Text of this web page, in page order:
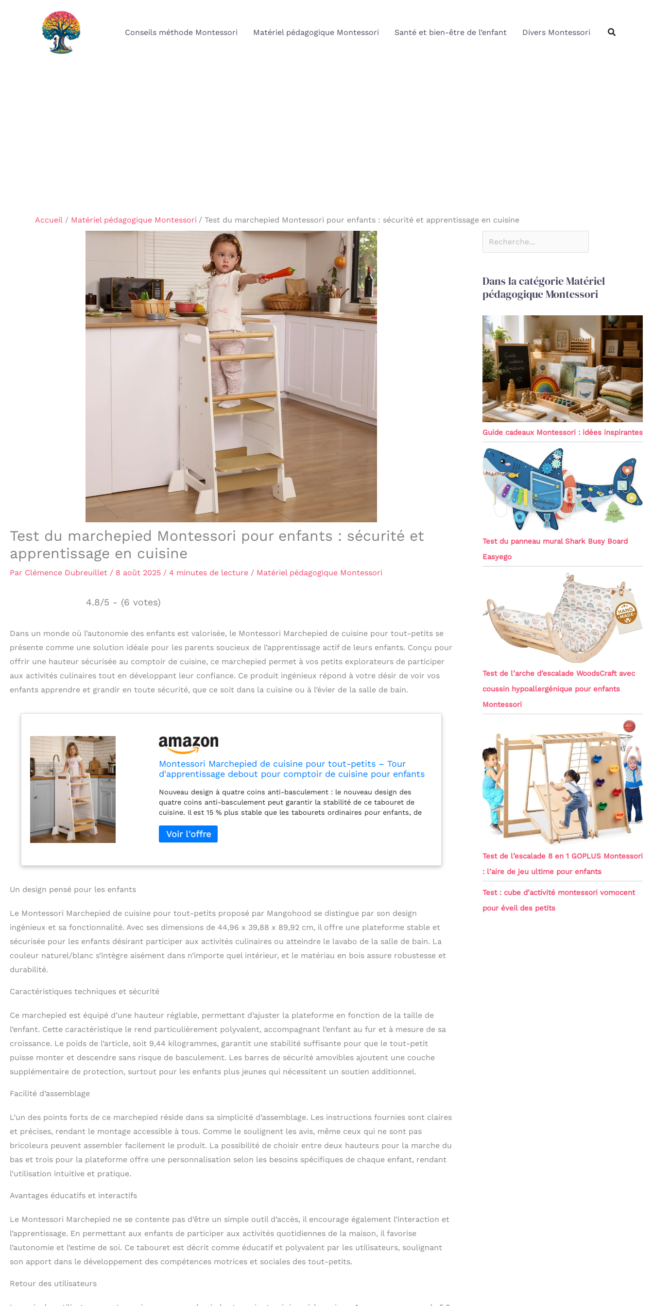
Conseils méthode Montessori Matériel pédagogique Montessori Santé et bien-être de l’enfant Divers Montessori
Accueil Matériel pédagogique Montessori Test du marchepied Montessori pour enfants : sécurité et apprentissage en cuisine
Test du marchepied Montessori pour enfants : sécurité et
apprentissage en cuisine
Par Clémence Dubreuillet / 8 août 2025 / 4 minutes de lecture / Matériel pédagogique Montessori
4.8/5 - (6 votes)
Dans un monde où l’autonomie des enfants est valorisée, le Montessori Marchepied de cuisine pour tout-petits se
présente comme une solution idéale pour les parents soucieux de l’apprentissage actif de leurs enfants. Conçu pour
offrir une hauteur sécurisée au comptoir de cuisine, ce marchepied permet à vos petits explorateurs de participer
aux activités culinaires tout en développant leur confiance. Ce produit ingénieux répond à votre désir de voir vos
enfants apprendre et grandir en toute sécurité, que ce soit dans la cuisine ou à l’évier de la salle de bain.
Montessori Marchepied de cuisine pour tout-petits – Tour
d'apprentissage debout pour comptoir de cuisine pour enfants
Nouveau design à quatre coins anti-basculement : le nouveau design des
quatre coins anti-basculement peut garantir la stabilité de ce tabouret de
cuisine. Il est 15 % plus stable que les tabourets ordinaires pour enfants, de
sécurité pratique : la tour Montessori de Mangohood a conçu de manière
innovante un levier de sécurité flexible qui peut être ajusté à tout moment. Le
enfant est plus pratique et plus sûr que les autres leviers de sécurité qui sont
pédales sur le bas de nos tabourets de cuisine pour enfants sont également
conçues avec deux hauteurs réglables, de sorte que vous pouvez régler la
besoins. Favorise l'indépendance : notre marchepied sûr pour les tout-petits
est parfait pour enseigner aux enfants âgés de 12 mois à 4 ans comment se
sécurité physique et chimique bien au-delà des normes américaines ASTMF-
963 et UE EN-71. Parce que c'est important pour la santé des enfants.
Un design pensé pour les enfants
Le Montessori Marchepied de cuisine pour tout-petits proposé par Mangohood se distingue par son design
ingénieux et sa fonctionnalité. Avec ses dimensions de 44,96 x 39,88 x 89,92 cm, il offre une plateforme stable et
sécurisée pour les enfants désirant participer aux activités culinaires ou atteindre le lavabo de la salle de bain. La
couleur naturel/blanc s’intègre aisément dans n’importe quel intérieur, et le matériau en bois assure robustesse et
durabilité.
Caractéristiques techniques et sécurité
Ce marchepied est équipé d’une hauteur réglable, permettant d’ajuster la plateforme en fonction de la taille de
l’enfant. Cette caractéristique le rend particulièrement polyvalent, accompagnant l’enfant au fur et à mesure de sa
croissance. Le poids de l’article, soit 9,44 kilogrammes, garantit une stabilité suffisante pour que le tout-petit
puisse monter et descendre sans risque de basculement. Les barres de sécurité amovibles ajoutent une couche
supplémentaire de protection, surtout pour les enfants plus jeunes qui nécessitent un soutien additionnel.
Facilité d’assemblage
L’un des points forts de ce marchepied réside dans sa simplicité d’assemblage. Les instructions fournies sont claires
et précises, rendant le montage accessible à tous. Comme le soulignent les avis, même ceux qui ne sont pas
bricoleurs peuvent assembler facilement le produit. La possibilité de choisir entre deux hauteurs pour la marche du
bas et trois pour la plateforme offre une personnalisation selon les besoins spécifiques de chaque enfant, rendant
l’utilisation intuitive et pratique.
Avantages éducatifs et interactifs
Le Montessori Marchepied ne se contente pas d’être un simple outil d’accès, il encourage également l’interaction et
l’apprentissage. En permettant aux enfants de participer aux activités quotidiennes de la maison, il favorise
l’autonomie et l’estime de soi. Ce tabouret est décrit comme éducatif et polyvalent par les utilisateurs, soulignant
son apport dans le développement des compétences motrices et sociales des tout-petits.
Retour des utilisateurs
Dans la catégorie Matériel
pédagogique Montessori
Guide cadeaux Montessori : idées inspirantes
Test du panneau mural Shark Busy Board
Easyego
Test de l’arche d’escalade WoodsCraft avec
coussin hypoallergénique pour enfants
Montessori
Test de l’escalade 8 en 1 GOPLUS Montessori
: l’aire de jeu ultime pour enfants
Test : cube d’activité montessori vomocent
pour éveil des petits